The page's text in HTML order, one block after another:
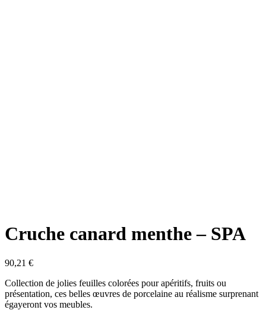
Cruche canard menthe – SPA
90,21 €
Collection de jolies feuilles colorées pour apéritifs, fruits ou
présentation, ces belles œuvres de porcelaine au réalisme surprenant
égayeront vos meubles.